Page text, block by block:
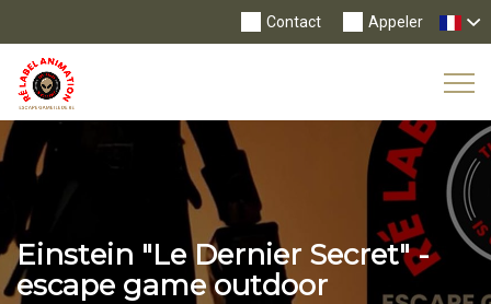
Appeler
Contact
Einstein "Le Dernier Secret" -
escape game outdoor